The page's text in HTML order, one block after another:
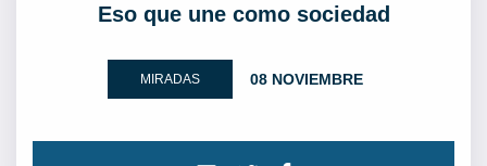
Eso que une como sociedad
MIRADAS 08 NOVIEMBRE